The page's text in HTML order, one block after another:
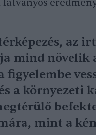
az
mind növelik
figyelembe
a környezeti
mint a